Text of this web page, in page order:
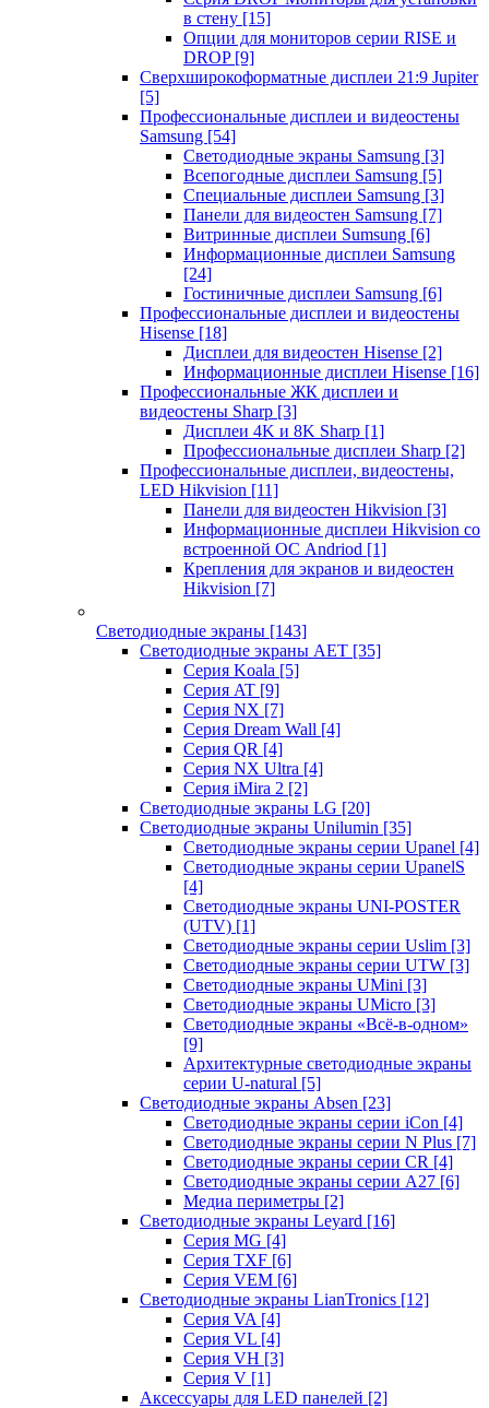
в стену [15]
Опции для мониторов серии RISE и
DROP [9]
Сверхширокоформатные дисплеи 21:9 Jupiter
[5]
Профессиональные дисплеи и видеостены
Samsung [54]
Светодиодные экраны Samsung [3]
Всепогодные дисплеи Samsung [5]
Специальные дисплеи Samsung [3]
Панели для видеостен Samsung [7]
Витринные дисплеи Sumsung [6]
Информационные дисплеи Samsung
[24]
Гостиничные дисплеи Samsung [6]
Профессиональные дисплеи и видеостены
Hisense [18]
Дисплеи для видеостен Hisense [2]
Информационные дисплеи Hisense [16]
Профессиональные ЖК дисплеи и
видеостены Sharp [3]
Дисплеи 4K и 8K Sharp [1]
Профессиональные дисплеи Sharp [2]
Профессиональные дисплеи, видеостены,
LED Hikvision [11]
Панели для видеостен Hikvision [3]
Информационные дисплеи Hikvision со
встроенной ОС Andriod [1]
Крепления для экранов и видеостен
Hikvision [7]
Светодиодные экраны [143]
Светодиодные экраны AET [35]
Cерия Koala [5]
Серия AT [9]
Серия NX [7]
Серия Dream Wall [4]
Серия QR [4]
Серия NX Ultra [4]
Серия iMira 2 [2]
Светодиодные экраны LG [20]
Светодиодные экраны Unilumin [35]
Светодиодные экраны серии Upanel [4]
Светодиодные экраны серии UpanelS
[4]
Светодиодные экраны UNI-POSTER
(UTV) [1]
Светодиодные экраны серии Uslim [3]
Светодиодные экраны серии UTW [3]
Светодиодные экраны UMini [3]
Светодиодные экраны UMicro [3]
Светодиодные экраны «Всё-в-одном»
[9]
Архитектурные светодиодные экраны
серии U-natural [5]
Светодиодные экраны Absen [23]
Светодиодные экраны серии iCon [4]
Светодиодные экраны серии N Plus [7]
Светодиодные экраны серии CR [4]
Светодиодные экраны серии А27 [6]
Медиа периметры [2]
Светодиодные экраны Leyard [16]
Серия MG [4]
Серия TXF [6]
Серия VEM [6]
Светодиодные экраны LianTronics [12]
Серия VA [4]
Серия VL [4]
Серия VH [3]
Серия V [1]
Аксессуары для LED панелей [2]